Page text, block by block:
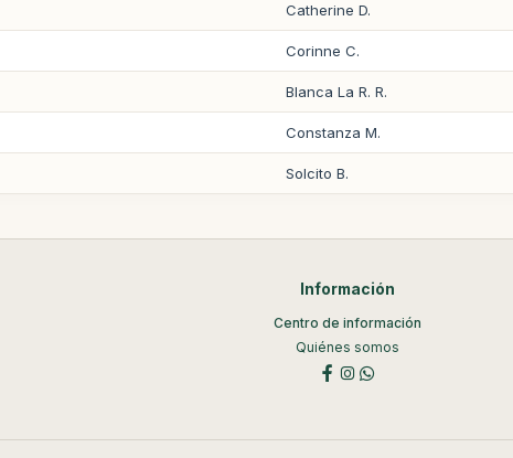
Catherine D.
Corinne C.
Blanca La R. R.
Constanza M.
Solcito B.
Información
Centro de información
Quiénes somos